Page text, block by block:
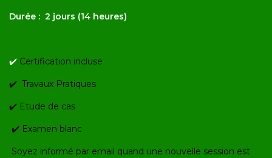
Durée : 2 jours (14 heures)
✔️ Certification incluse
✔️ Travaux Pratiques
✔️ Etude de cas
✔️ Examen blanc
Soyez informé par email quand une nouvelle session est